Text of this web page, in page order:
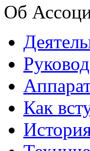
Об
Как